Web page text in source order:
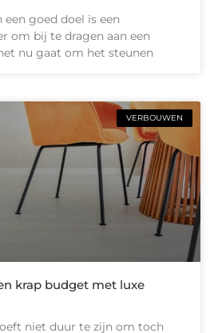
een goed doel is een
om bij te dragen aan een
nu gaat om het steunen
VERBOUWEN
krap budget met luxe
niet duur te zijn om toch